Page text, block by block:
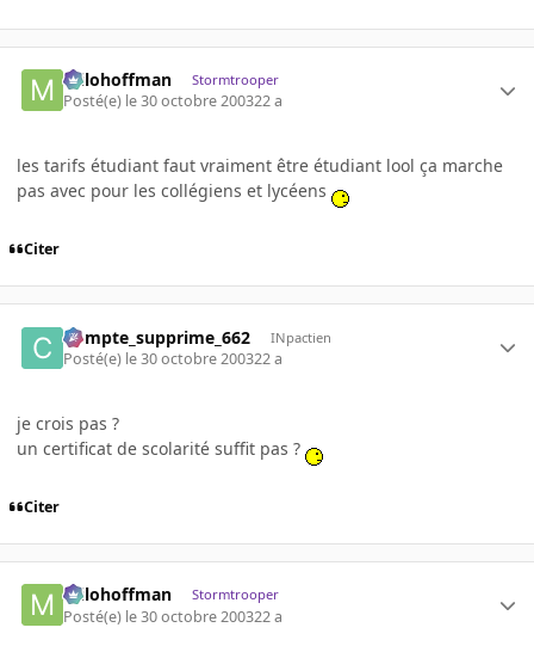
milohoffman Stormtrooper
Posté(e) le 30 octobre 200322 a
les tarifs étudiant faut vraiment être étudiant lool ça marche
pas avec pour les collégiens et lycéens
Citer
Compte_supprime_662 INpactien
Posté(e) le 30 octobre 200322 a
je crois pas ?
un certificat de scolarité suffit pas ?
Citer
milohoffman Stormtrooper
Posté(e) le 30 octobre 200322 a